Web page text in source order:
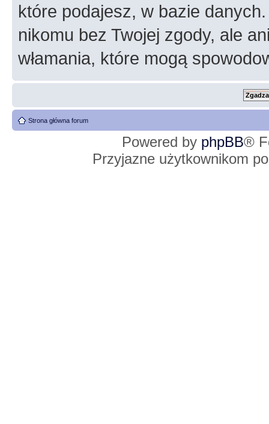
które podajesz, w bazie
nikomu bez Twojej zgody, ale
włamania, które mogą
Strona główna forum
Powered by phpBB®
Przyjazne użytkownikom